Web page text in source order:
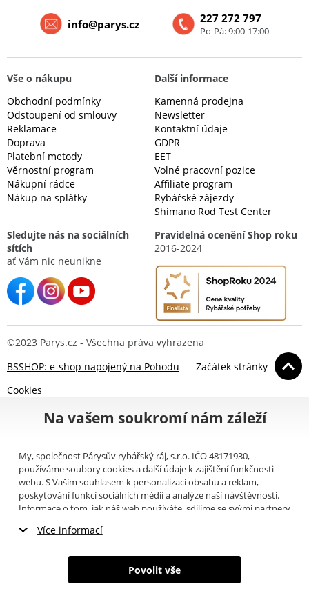
227 272 797
Po-Pá: 9:00-17:00
info@parys.cz
Vše o nákupu
Obchodní podmínky
Odstoupení od smlouvy
Reklamace
Doprava
Platební metody
Věrnostní program
Nákupní rádce
Nákup na splátky
Další informace
Kamenná prodejna
Newsletter
Kontaktní údaje
GDPR
EET
Volné pracovní pozice
Affiliate program
Rybářské zájezdy
Shimano Rod Test Center
Sledujte nás na sociálních
sítích
ať Vám nic neunikne
Pravidelná ocenění Shop roku
2016-2024
©2023 Parys.cz - Všechna práva vyhrazena
BSSHOP: e-shop napojený na Pohodu
Začátek stránky
Cookies
Na vašem soukromí nám záleží
My, společnost Párysův rybářský ráj, s.r.o. IČO 48171930,
používáme soubory cookies a další údaje k zajištění funkčnosti
webu. S Vaším souhlasem k personalizaci obsahu a reklam,
poskytování funkcí sociálních médií a analýze naší návštěvnosti.
Informace o tom, jak náš web používáte, sdílíme se svými partnery
můžete přečíst, jak tyto informace Google používá. Partneři tyto
poskytli nebo které získali v důsledku toho, že používáte jejich
služby. Tyto údaje zahrnují cookies, data z dalších úložišť, IP
adresu a další informace spojené s prohlížením webu. Svůj souhlas
Více informací
Nezbytné cookies
Marketingové cookies
Povolit vše